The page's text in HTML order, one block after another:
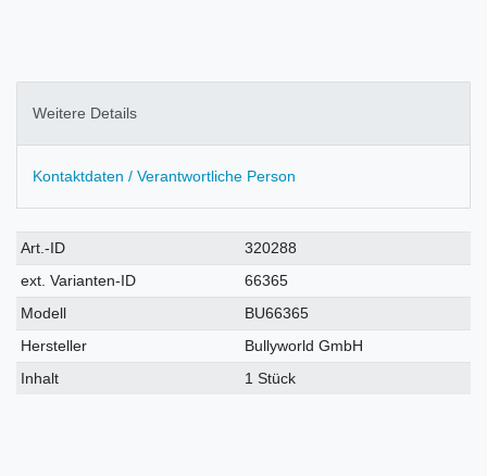
Weitere Details
Kontaktdaten / Verantwortliche Person
Technisches
Merkmal
Wert
Art.-ID
320288
ext. Varianten-ID
66365
Modell
BU66365
Hersteller
Bullyworld GmbH
Inhalt
1 Stück